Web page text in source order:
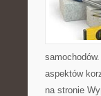
aspektów
na stronie